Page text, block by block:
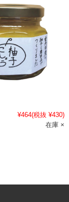
¥464(税抜 ¥430)
在庫 ×